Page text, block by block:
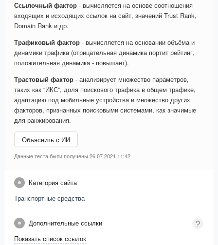
Ссылочный фактор - вычисляется на основе соотношения
входящих и исходящих ссылок на сайт, значений Trust Rank,
Domain Rank и др.
Трафиковый фактор - вычисляется на основании объёма и
динамики трафика (отрицательная динамика портит рейтинг,
положительная динамика - повышает).
Трастовый фактор - анализирует множество параметров,
таких как “ИКС”, доля поискового трафика в общем трафике,
адаптацию под мобильные устройства и множество других
факторов, признанных поисковыми системами, как значимые
для ранжирования.
Объяснить с ИИ
Данные теста были получены 26.07.2021 11:42
Категория сайта
Транспортные средства
Дополнительные ссылки
Показать список ссылок